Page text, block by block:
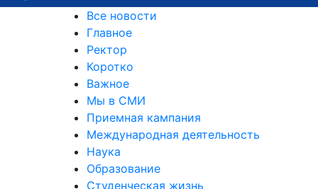
Все новости
Главное
Ректор
Коротко
Важное
Мы в СМИ
Приемная кампания
Международная деятельность
Наука
Образование
Студенческая жизнь